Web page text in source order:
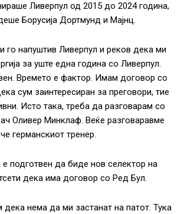
Ливерпул од 2015 до 2024 година,
Борусија Дортмунд и Мајнц.
го напуштив Ливерпул и реков дека ми
за уште една година со Ливерпул.
Времето е фактор. Имам договор со
сум заинтересиран за преговори, тие
Исто така, треба да разговарам со
Оливер Минклаф. Веќе разговаравме
германскиот тренер.
е подготвен да биде нов селектор на
дека има договор со Ред Бул.
дека нема да ми застанат на патот. Тука